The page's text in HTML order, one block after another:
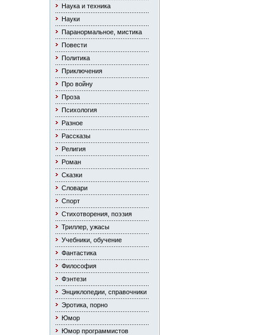
Наука и техника
Науки
Паранормальное, мистика
Повести
Политика
Приключения
Про войну
Проза
Психология
Разное
Рассказы
Религия
Роман
Сказки
Словари
Спорт
Стихотворения, поэзия
Триллер, ужасы
Учебники, обучение
Фантастика
Философия
Фэнтези
Энциклопедии, справочники
Эротика, порно
Юмор
Юмор программистов